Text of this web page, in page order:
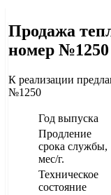
Продажа
номер №1250
К реализации
№1250
Год выпуска
Продление
срока службы,
мес/г.
Техническое
состояние